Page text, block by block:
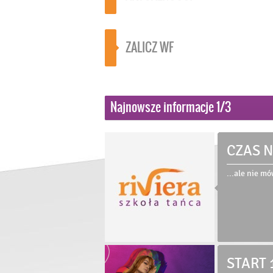
ZALICZ WF
Najnowsze informacje1/3
CZAS
Dodano:
...ale nie